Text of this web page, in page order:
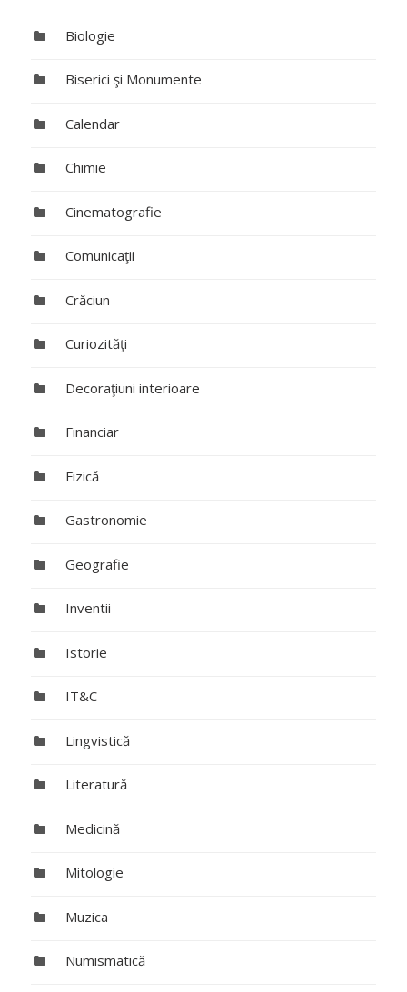
Biologie
Biserici şi Monumente
Calendar
Chimie
Cinematografie
Comunicaţii
Crăciun
Curiozităţi
Decoraţiuni interioare
Financiar
Fizică
Gastronomie
Geografie
Inventii
Istorie
IT&C
Lingvistică
Literatură
Medicină
Mitologie
Muzica
Numismatică